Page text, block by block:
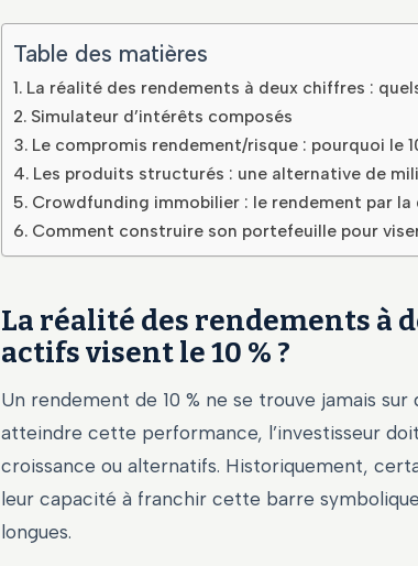
Table des matières
La réalité des rendements à deux chiffres :
Simulateur d’intérêts composés
Le compromis rendement/risque : pourquoi le
Les produits structurés : une alternative de
Crowdfunding immobilier : le rendement par
Comment construire son portefeuille pour viser
La réalité des rendements à
actifs visent le 10 % ?
Un rendement de 10 % ne se trouve jamais
atteindre cette performance, l’investisseur
croissance ou alternatifs. Historiquement,
leur capacité à franchir cette barre
longues.